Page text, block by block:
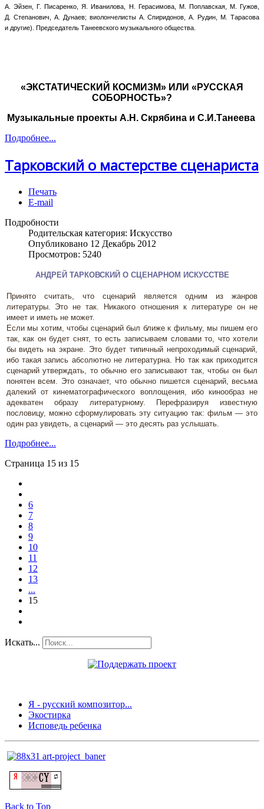
А. Эйзен, Г. Писаренко, Я. Иванилова, Н. Герасимова, М. Поплавская, М. Гужов,
Д. Степанович, А. Дунаев; виолончелисты А. Спиридонов, А. Рудин, М. Тарасова
и другие). Председатель Танеевского музыкального общества.
«ЭКСТАТИЧЕСКИЙ КОСМИЗМ» ИЛИ «РУССКАЯ
СОБОРНОСТЬ»?
Музыкальные проекты А.Н. Скрябина и С.И.Танеева
Подробнее...
Тарковский о мастерстве сценариста
Печать
E-mail
Подробности
Родительская категория: Искусство
Опубликовано 12 Декабрь 2012
Просмотров: 5240
АНДРЕЙ ТАРКОВСКИЙ О СЦЕНАРНОМ ИСКУССТВЕ
Принято считать, что сценарий является одним из жанров
литературы. Это не так. Никакого отношения к литературе он не
имеет и иметь не может.
Если мы хотим, чтобы сценарий был ближе к фильму, мы пишем его
так, как он будет снят, то есть записываем словами то, что хотели
бы видеть на экране. Это будет типичный непроходимый сценарий,
ибо такая запись абсолютно не литературна. Но так как приходится
сценарий утверждать, то обычно его записывают так, чтобы он был
понятен всем. Это означает, что обычно пишется сценарий, весьма
далекий от кинематографического воплощения, ибо кинообраз не
адекватен образу литературному. Перефразируя известную
пословицу, можно сформулировать эту ситуацию так: фильм — это
один раз увидеть, а сценарий — это десять раз услышать.
Подробнее...
Страница 15 из 15
6
7
8
9
10
11
12
13
...
15
Искать...
Я - русский композитор...
Экостирка
Исповедь ребенка
Back to Top